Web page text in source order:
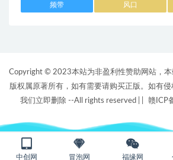
频带 风口
Copyright © 2023本站为非盈利性赞助网站，本
版权属原著所有，如有需要请购买正版。如有侵
我们立即删除 --All rights reserved |
赣ICP
中创网 冒泡网 福缘网